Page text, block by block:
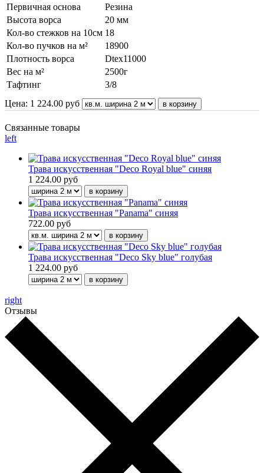
Первичная основа
Резина
Высота ворса
20 мм
Кол-во стежков на 10см 18
Кол-во пучков на м²
18900
Плотность ворса
Dtex11000
Вес на м²
2500г
Тафтинг
3/8
Цена: 1 224.00 руб
Связанные товары
left
Трава искусственная "Deco Royal blue" синяя
1 224.00 руб
Трава искусственная "Panama" синяя
722.00 руб
Трава искусственная "Deco Sky blue" голубая
1 224.00 руб
right
Отзывы